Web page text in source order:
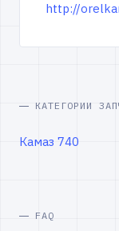
http://
КАТЕГОРИИ
Камаз 740
FAQ